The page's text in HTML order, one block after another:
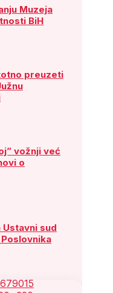
Muzeja
BiH
preuzeti
vožnji već
o
sud